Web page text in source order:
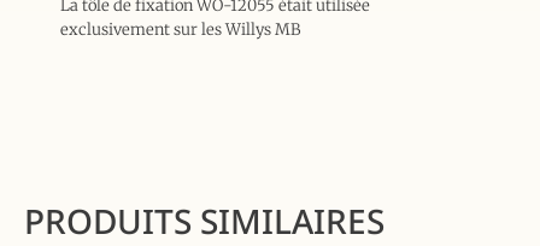
La tôle de fixation WO-12055 était utilisée
exclusivement sur les Willys MB
PRODUITS SIMILAIRES